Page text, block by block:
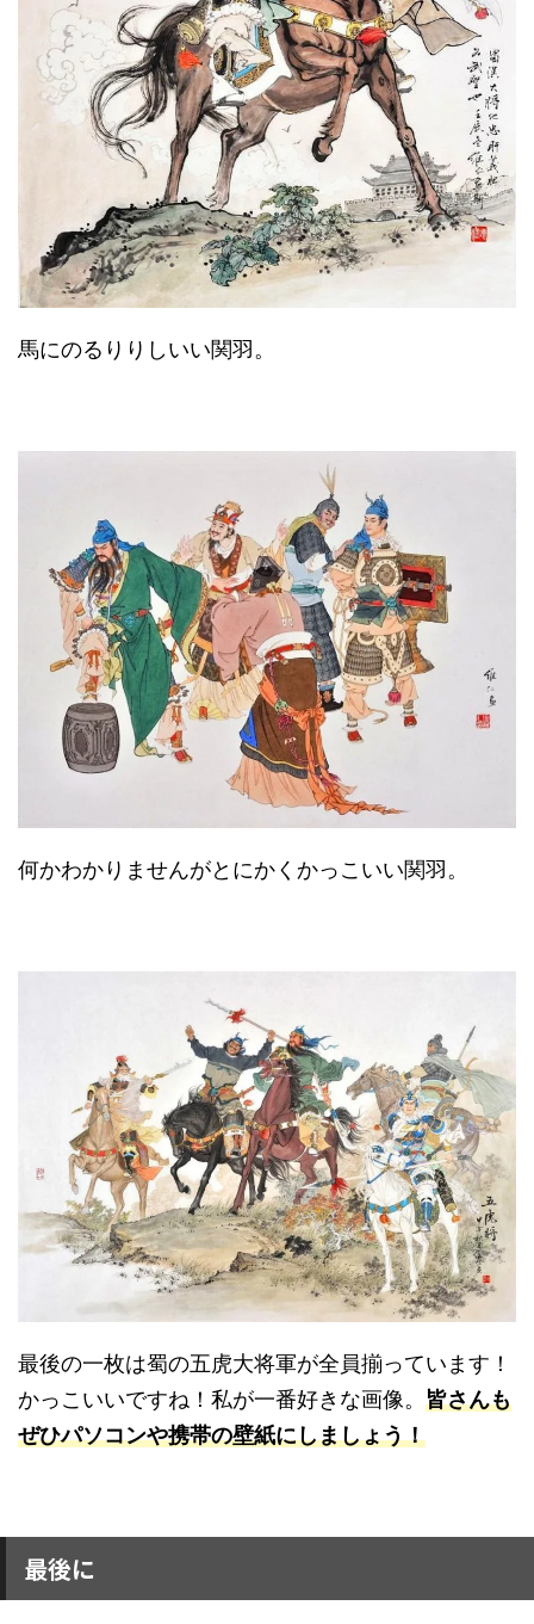
馬にのるりりしいい関羽。
何かわかりませんがとにかくかっこいい関羽。
最後の一枚は蜀の五虎大将軍が全員揃っています！
かっこいいですね！私が一番好きな画像。 皆さんも
ぜひパソコンや携帯の壁紙にしましょう！
最後に